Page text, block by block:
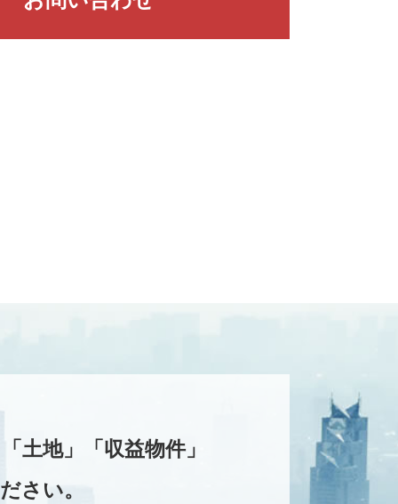
土地」「収益物件」
さい。